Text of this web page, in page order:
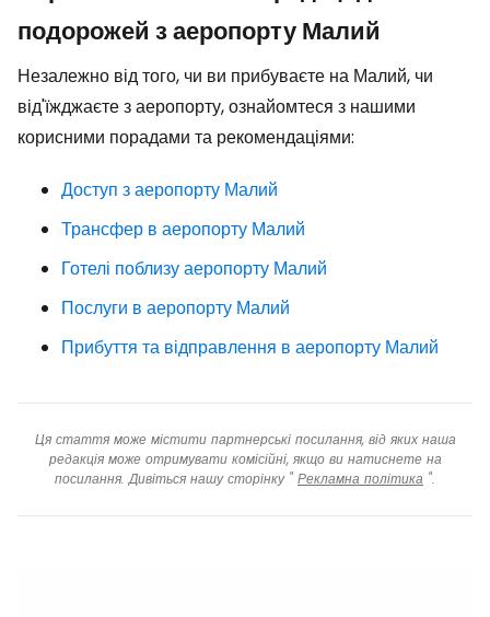
подорожей з аеропорту Малий
Незалежно від того, чи ви прибуваєте на Малий, чи
від'їжджаєте з аеропорту, ознайомтеся з нашими
корисними порадами та рекомендаціями:
Доступ з аеропорту Малий
Трансфер в аеропорту Малий
Готелі поблизу аеропорту Малий
Послуги в аеропорту Малий
Прибуття та відправлення в аеропорту Малий
Ця стаття може містити партнерські посилання, від яких наша
редакція може отримувати комісійні, якщо ви натиснете на
посилання. Дивіться нашу сторінку " Рекламна політика ".